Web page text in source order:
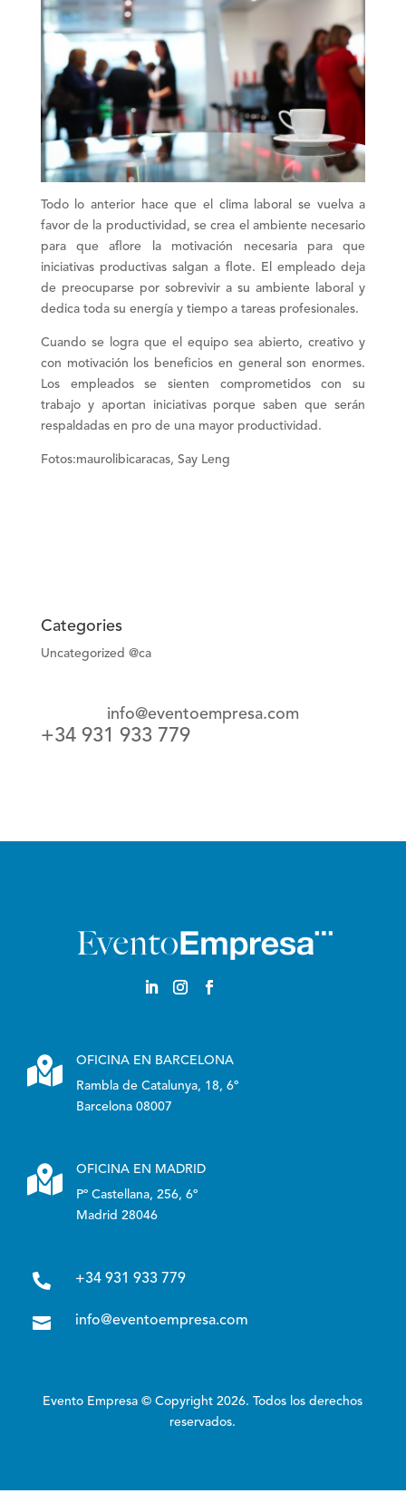
Todo lo anterior hace que el clima laboral se vuelva a
favor de la productividad , se crea el ambiente necesario
para que aflore la motivación necesaria para que
iniciativas productivas salgan a flote. El empleado deja
de preocuparse por sobrevivir a su ambiente laboral y
dedica toda su energía y tiempo a tareas profesionales.
Cuando se logra que el equipo sea abierto, creativo y
con motivación los beneficios en general son enormes.
Los empleados se sienten comprometidos con su
trabajo y aportan iniciativasporque saben que serán
respaldadas en pro de una mayor productividad.
Fotos:maurolibicaracas, Say Leng
Categories
Uncategorized @ca
info@eventoempresa.com
+34 931 933 779

OFICINA EN BARCELONA
Rambla de Catalunya, 18, 6º
Barcelona 08007

OFICINA EN MADRID
Pº Castellana, 256, 6º
Madrid 28046
 +34 931 933 779
 info@eventoempresa.com
Evento Empresa © Copyright 2026. Todos los derechos
reservados.